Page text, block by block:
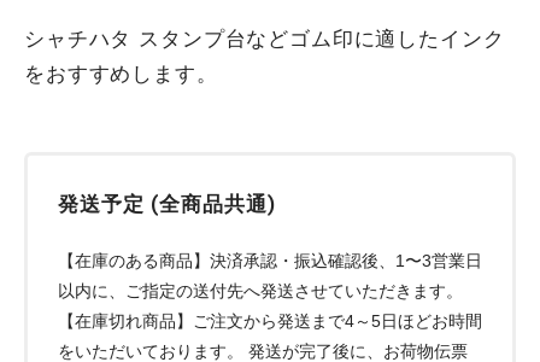
シャチハタ スタンプ台などゴム印に適したインク
をおすすめします。
発送予定 (全商品共通)
【在庫のある商品】決済承認・振込確認後、1〜3営業日
以内に、ご指定の送付先へ発送させていただきます。
【在庫切れ商品】ご注文から発送まで4～5日ほどお時間
をいただいております。 発送が完了後に、お荷物伝票